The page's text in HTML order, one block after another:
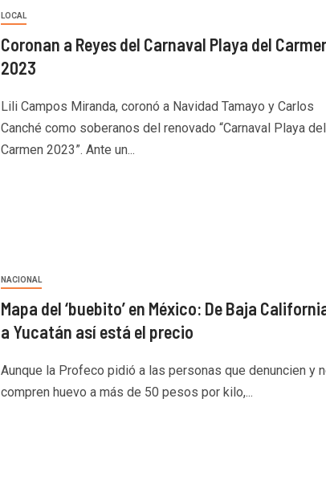
LOCAL
Coronan a Reyes del Carnaval Playa del
2023
Lili Campos Miranda, coronó a Navidad Tamayo y Carlos
Canché como soberanos del renovado “Carnaval Playa del
Carmen 2023”. Ante un...
NACIONAL
Mapa del ‘buebito’ en México: De Baja
a Yucatán así está el precio
Aunque la Profeco pidió a las personas que denuncien y
compren huevo a más de 50 pesos por kilo,...